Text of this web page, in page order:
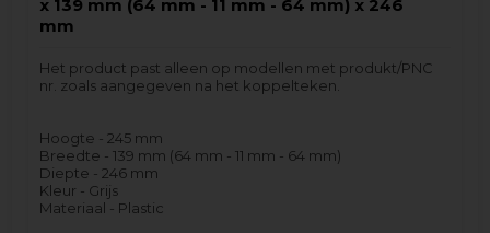
x 139 mm (64 mm - 11 mm - 64 mm) x 246
mm
Het product past alleen op modellen met produkt/PNC
nr. zoals aangegeven na het koppelteken.
Hoogte - 245 mm
Breedte - 139 mm (64 mm - 11 mm - 64 mm)
Diepte - 246 mm
Kleur - Grijs
Materiaal - Plastic